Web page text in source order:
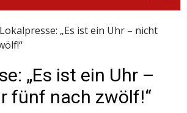
Lokalpresse: „Es ist ein Uhr – nicht
„Es ist ein Uhr –
fünf nach zwölf!“